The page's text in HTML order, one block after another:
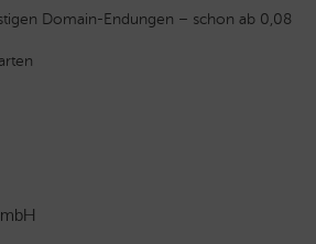
Domain-Endungen – schon ab 0,08